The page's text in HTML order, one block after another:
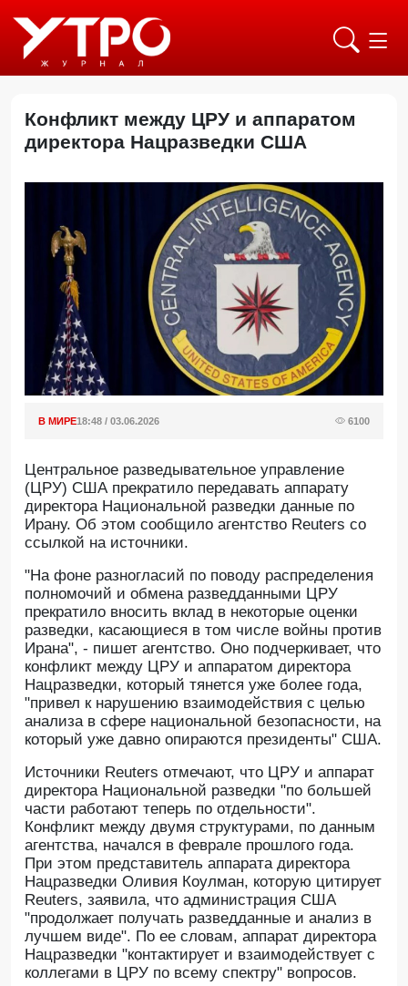
Конфликт между ЦРУ и аппаратом
директора Нацразведки США
В МИРЕ18:48 / 03.06.2026 6100
Центральное разведывательное управление
(ЦРУ) США прекратило передавать аппарату
директора Национальной разведки данные по
Ирану. Об этом сообщило агентство Reuters со
ссылкой на источники.
"На фоне разногласий по поводу распределения
полномочий и обмена разведданными ЦРУ
прекратило вносить вклад в некоторые оценки
разведки, касающиеся в том числе войны против
Ирана", - пишет агентство. Оно подчеркивает, что
конфликт между ЦРУ и аппаратом директора
Нацразведки, который тянется уже более года,
"привел к нарушению взаимодействия с целью
анализа в сфере национальной безопасности, на
который уже давно опираются президенты" США.
Источники Reuters отмечают, что ЦРУ и аппарат
директора Национальной разведки "по большей
части работают теперь по отдельности".
Конфликт между двумя структурами, по данным
агентства, начался в феврале прошлого года.
При этом представитель аппарата директора
Нацразведки Оливия Коулман, которую цитирует
Reuters, заявила, что администрация США
"продолжает получать разведданные и анализ в
лучшем виде". По ее словам, аппарат директора
Нацразведки "контактирует и взаимодействует с
коллегами в ЦРУ по всему спектру" вопросов.